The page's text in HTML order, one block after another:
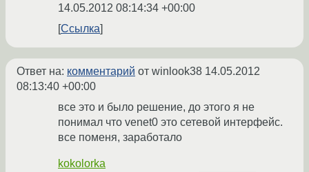
14.05.2012 08:14:34 +00:00
Ссылка
Ответ на: комментарий от winlook38 14.05.2012
08:13:40 +00:00
все это и было решение, до этого я не
понимал что venet0 это сетевой интерфейс.
все поменя, заработало
kokolorka